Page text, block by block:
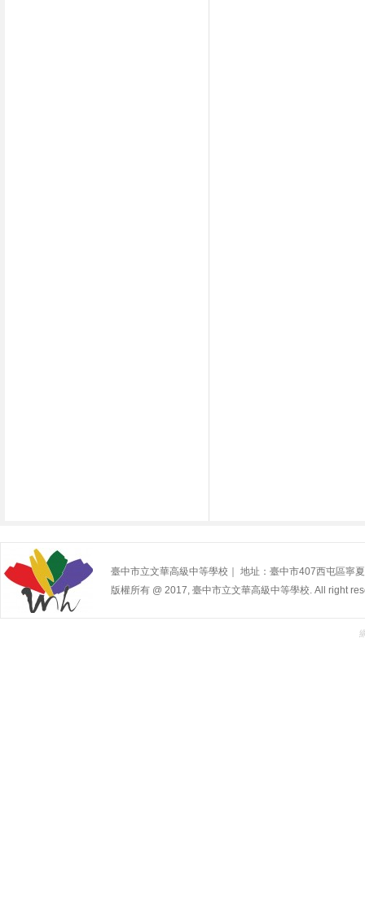
臺中市立文華高級中等學校｜ 地址：臺中市407西屯區
版權所有 @ 2017, 臺中市立文華高級中等學校. All right